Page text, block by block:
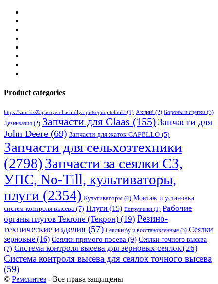
Product categories
https://satu.kz/Zapasnye-chasti-dlya-pritsepnoj-tehniki (1) Акции! (2) Бороны и сцепки (3)
Дезинвазия (2) Запчасти для Claas (155) Запчасти для
John Deere (69) Запчасти для жаток CAPELLO (5)
Запчасти для сельхозтехники
(2798)Запчасти за сеялки СЗ,
УПС, No-Till, культиваторы,
плуги (2354) Культиваторы (4) Монтаж и установка
систем контроля высева (7) Плуги (15) Погрузчики (1) Рабочие
органы плугов Текrоne (Текрон) (19) Резино-
технические изделия (57) Сеялки бу и восстановленные (3) Сеялки
зерновые (16) Сеялки прямого посева (9) Сеялки точного высева
(7) Система контроля высева для зерновых сеялок(26)
Система контроля высева для сеялок точного высева
(59)
© Ремсинтез - Все права защищены